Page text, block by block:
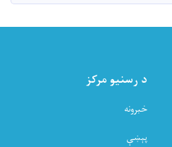
د رسنیو مرکز
خبرونه
پېښې